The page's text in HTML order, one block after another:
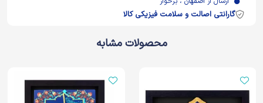
گارانتی اصالت و سلامت فیزیکی کالا
محصولات مشابه